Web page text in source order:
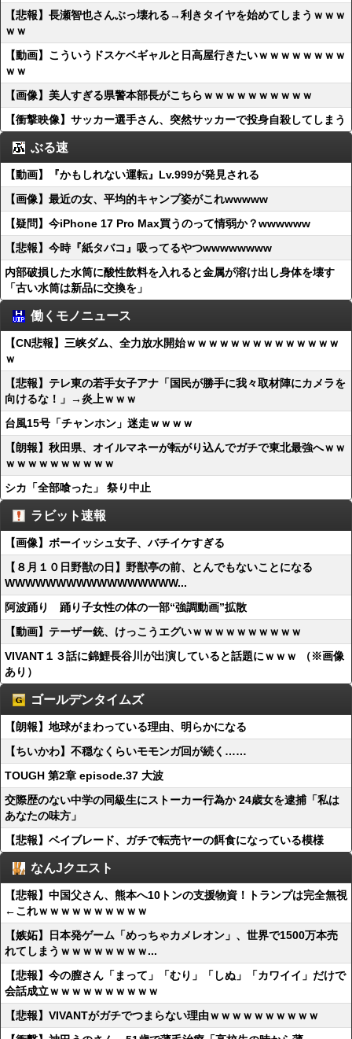
【悲報】長瀬智也さんぶっ壊れる→利きタイヤを始めてしまうｗｗｗ
ｗｗ
【動画】こういうドスケベギャルと日高屋行きたいｗｗｗｗｗｗｗｗ
ｗｗ
【画像】美人すぎる県警本部長がこちらｗｗｗｗｗｗｗｗｗｗ
【衝撃映像】サッカー選手さん、突然サッカーで投身自殺してしまう
ぶる速
【動画】『かもしれない運転』Lv.999が発見される
【画像】最近の女、平均的キャンプ姿がこれwwwww
【疑問】今iPhone 17 Pro Max買うのって情弱か？wwwwww
【悲報】今時『紙タバコ』吸ってるやつwwwwwwww
内部破損した水筒に酸性飲料を入れると金属が溶け出し身体を壊す
「古い水筒は新品に交換を」
働くモノニュース
【CN悲報】三峡ダム、全力放水開始ｗｗｗｗｗｗｗｗｗｗｗｗｗｗ
ｗ
【悲報】テレ東の若手女子アナ「国民が勝手に我々取材陣にカメラを
向けるな！」→炎上ｗｗｗ
台風15号「チャンホン」迷走ｗｗｗｗ
【朗報】秋田県、オイルマネーが転がり込んでガチで東北最強へｗｗ
ｗｗｗｗｗｗｗｗｗｗ
シカ「全部喰った」 祭り中止
ラビット速報
【画像】ボーイッシュ女子、バチイケすぎる
【８月１０日野獣の日】野獣亭の前、とんでもないことになる
WWWWWWWWWWWWWWWWW...
阿波踊り 踊り子女性の体の一部“強調動画”拡散
【動画】テーザー銃、けっこうエグいｗｗｗｗｗｗｗｗｗｗ
VIVANT１３話に錦鯉長谷川が出演していると話題にｗｗｗ （※画像
あり）
ゴールデンタイムズ
【朗報】地球がまわっている理由、明らかになる
【ちいかわ】不穏なくらいモモンガ回が続く……
TOUGH 第2章 episode.37 大波
交際歴のない中学の同級生にストーカー行為か 24歳女を逮捕「私は
あなたの味方」
【悲報】ベイブレード、ガチで転売ヤーの餌食になっている模様
なんJクエスト
【悲報】中国父さん、熊本へ10トンの支援物資！トランプは完全無視
←これｗｗｗｗｗｗｗｗｗｗ
【嫉妬】日本発ゲーム「めっちゃカメレオン」、世界で1500万本売
れてしまうｗｗｗｗｗｗｗｗ...
【悲報】今の膣さん「まって」「むり」「しぬ」「カワイイ」だけで
会話成立ｗｗｗｗｗｗｗｗｗｗ
【悲報】VIVANTがガチでつまらない理由ｗｗｗｗｗｗｗｗｗｗ